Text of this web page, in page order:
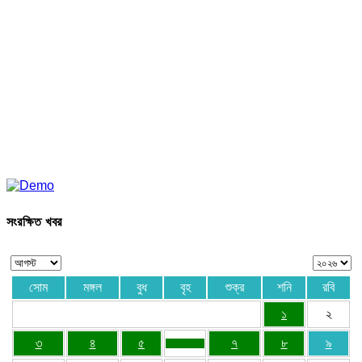
সংরক্ষিত খবর
সোম মঙ্গল বুধ বৃহ শুক্র শনি
রবি
১
২
৩ ৪ ৫ ৭ ৮ ৯